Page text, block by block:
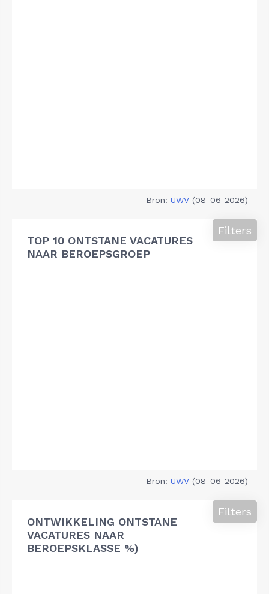
Bron: UWV (08-06-2026)
TOP 10 ONTSTANE VACATURES
NAAR BEROEPSGROEP
Filters
Bron: UWV (08-06-2026)
ONTWIKKELING ONTSTANE
VACATURES NAAR
BEROEPSKLASSE %)
Filters